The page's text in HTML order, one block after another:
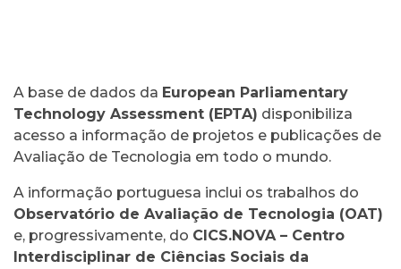
A base de dados da European Parliamentary
Technology Assessment (EPTA) disponibiliza
acesso a informação de projetos e publicações de
Avaliação de Tecnologia em todo o mundo.
A informação portuguesa inclui os trabalhos do
Observatório de Avaliação de Tecnologia (OAT)
e, progressivamente, do CICS.NOVA – Centro
Interdisciplinar de Ciências Sociais da